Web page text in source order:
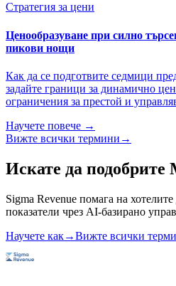
Стратегия за цени
Ценообразуване при силно
пикови нощи
Как да се подготвите седмици
задайте граници за динамично
ограничения за престой и
Научете повече →
Вижте всички термини →
Искате да подобрите
Sigma Revenue помага на
показатели чрез AI-базирано
Научете как→Вижте всички